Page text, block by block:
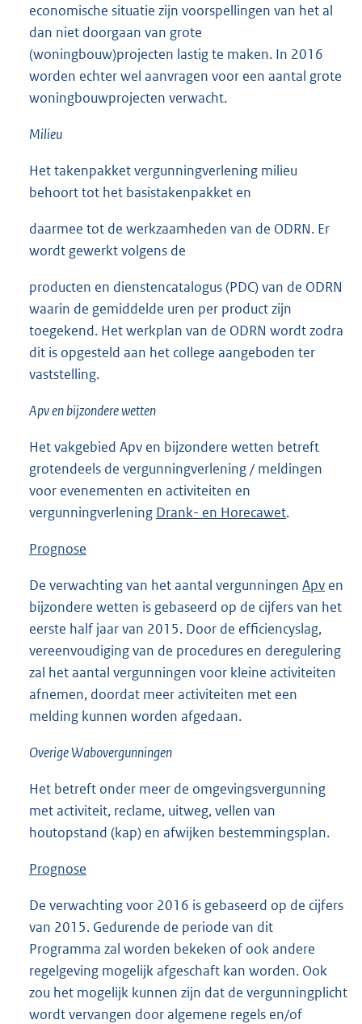
economische situatie zijn voorspellingen van het al
dan niet doorgaan van grote
(woningbouw)projecten lastig te maken. In 2016
worden echter wel aanvragen voor een aantal grote
woningbouwprojecten verwacht.
Milieu
Het takenpakket vergunningverlening milieu
behoort tot het basistakenpakket en
daarmee tot de werkzaamheden van de ODRN. Er
wordt gewerkt volgens de
producten en dienstencatalogus (PDC) van de ODRN
waarin de gemiddelde uren per product zijn
toegekend. Het werkplan van de ODRN wordt zodra
dit is opgesteld aan het college aangeboden ter
vaststelling.
Apv en bijzondere wetten
Het vakgebied Apv en bijzondere wetten betreft
grotendeels de vergunningverlening / meldingen
voor evenementen en activiteiten en
vergunningverlening Drank- en Horecawet.
Prognose
De verwachting van het aantal vergunningen Apv en
bijzondere wetten is gebaseerd op de cijfers van het
eerste half jaar van 2015. Door de efficiencyslag,
vereenvoudiging van de procedures en deregulering
zal het aantal vergunningen voor kleine activiteiten
afnemen, doordat meer activiteiten met een
melding kunnen worden afgedaan.
Overige Wabovergunningen
Het betreft onder meer de omgevingsvergunning
met activiteit, reclame, uitweg, vellen van
houtopstand (kap) en afwijken bestemmingsplan.
Prognose
De verwachting voor 2016 is gebaseerd op de cijfers
van 2015. Gedurende de periode van dit
Programma zal worden bekeken of ook andere
regelgeving mogelijk afgeschaft kan worden. Ook
zou het mogelijk kunnen zijn dat de vergunningplicht
wordt vervangen door algemene regels en/of